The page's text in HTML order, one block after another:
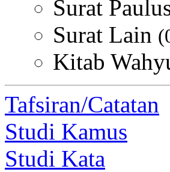
Surat
Surat Lain
Kitab
Tafsiran/Catatan
Studi Kamus
Studi Kata